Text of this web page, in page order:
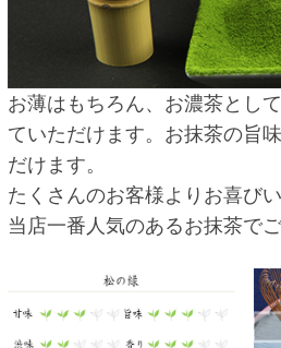
お薄はもちろん、お濃茶とし
ていただけます。お抹茶の旨
だけます。
たくさんのお客様よりお喜び
当店一番人気のあるお抹茶でご